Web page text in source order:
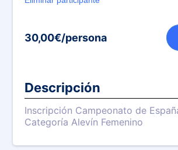
Descripción
Inscripción Campeonato de
Categoría Alevín Femenino
30,00€/persona